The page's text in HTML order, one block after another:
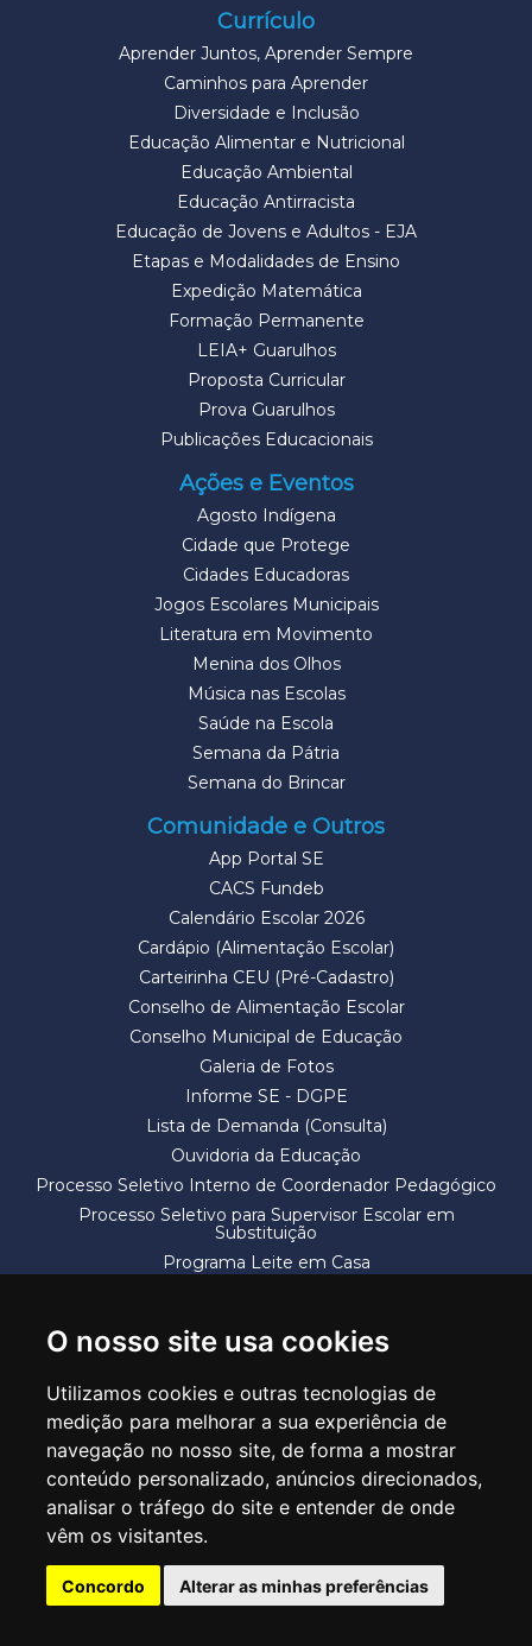
O nosso site usa cookies
Utilizamos cookies e outras tecnologias de
medição para melhorar a sua experiência de
navegação no nosso site, de forma a mostrar
conteúdo personalizado, anúncios direcionados,
analisar o tráfego do site e entender de onde
vêm os visitantes.
Concordo Alterar as minhas preferências
Currículo
Aprender Juntos, Aprender Sempre
Caminhos para Aprender
Diversidade e Inclusão
Educação Alimentar e Nutricional
Educação Ambiental
Educação Antirracista
Educação de Jovens e Adultos - EJA
Etapas e Modalidades de Ensino
Expedição Matemática
Formação Permanente
LEIA+ Guarulhos
Proposta Curricular
Prova Guarulhos
Publicações Educacionais
Ações e Eventos
Agosto Indígena
Cidade que Protege
Cidades Educadoras
Jogos Escolares Municipais
Literatura em Movimento
Menina dos Olhos
Música nas Escolas
Saúde na Escola
Semana da Pátria
Semana do Brincar
Comunidade e Outros
App Portal SE
CACS Fundeb
Calendário Escolar 2026
Cardápio (Alimentação Escolar)
Carteirinha CEU (Pré-Cadastro)
Conselho de Alimentação Escolar
Conselho Municipal de Educação
Galeria de Fotos
Informe SE - DGPE
Lista de Demanda (Consulta)
Ouvidoria da Educação
Processo Seletivo Interno de Coordenador Pedagógico
Processo Seletivo para Supervisor Escolar em
Substituição
Programa Leite em Casa
SECRETARIA DE EDUCAÇÃO
Rua Claudino Barbosa, 313 - Macedo - Guarulhos/SP CEP 07113-040
Central de Atendimento: *55 11 2475-7300